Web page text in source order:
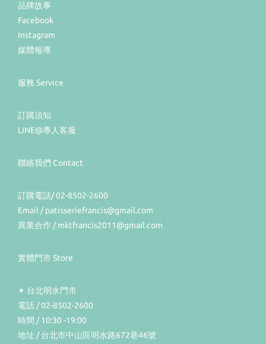
品牌故事
Facebook
Instagram
媒體報導
服務 Service
訂購須知
LINE@專人客服
聯絡我們 Contact
訂購電話/ 02-8502-2600
Email / patisseriefrancis@gmail.com
異業合作 / mktfrancis2011@gmail.com
實體門市 Store
✦ 台北明水門市
電話 / 02-8502-2600
時間 / 10:30 -19:00
地址 / 台北市中山區明水路672巷46號